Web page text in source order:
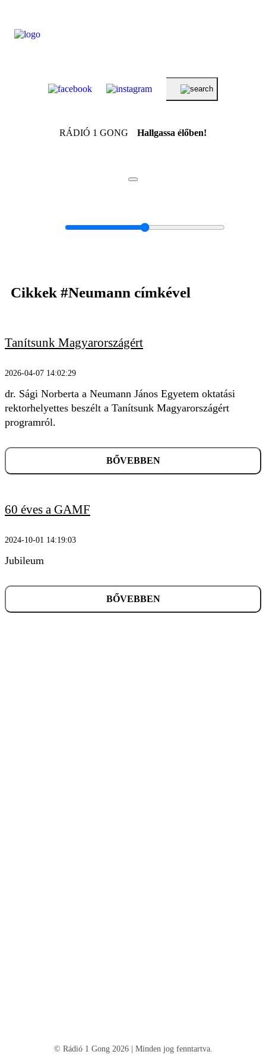
KERESÉS
RÁDIÓ 1 GONG Hallgassa élőben!
Cikkek #Neumann címkével
Tanítsunk Magyarországért
2026-04-07 14:02:29
dr. Sági Norberta a Neumann János Egyetem oktatási
rektorhelyettes beszélt a Tanítsunk Magyarországért
programról.
BŐVEBBEN
60 éves a GAMF
2024-10-01 14:19:03
Jubileum
BŐVEBBEN
© Rádió 1 Gong 2026 | Minden jog fenntartva.